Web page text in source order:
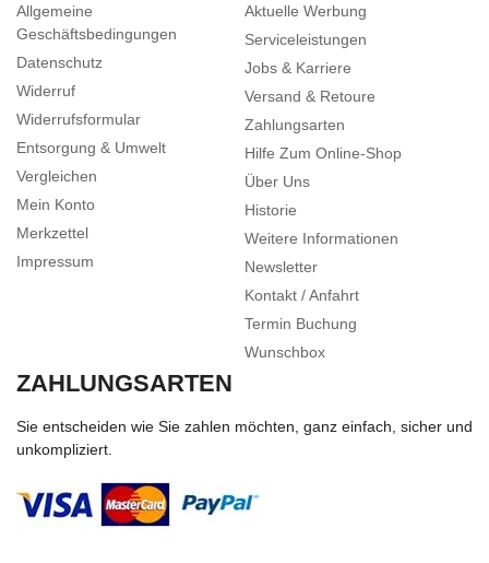
Allgemeine
Geschäftsbedingungen
Datenschutz
Widerruf
Widerrufsformular
Entsorgung & Umwelt
Vergleichen
Mein Konto
Merkzettel
Impressum
Aktuelle Werbung
Serviceleistungen
Jobs & Karriere
Versand & Retoure
Zahlungsarten
Hilfe Zum Online-Shop
Über Uns
Historie
Weitere Informationen
Newsletter
Kontakt / Anfahrt
Termin Buchung
Wunschbox
ZAHLUNGSARTEN
Sie entscheiden wie Sie zahlen möchten, ganz einfach, sicher und
unkompliziert.